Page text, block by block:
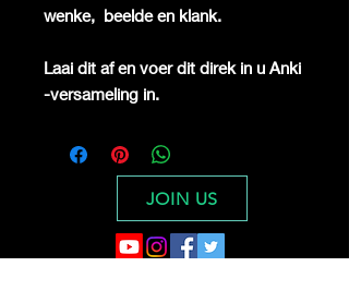
wenke, beelde en klank.
Laai dit af en voer dit direk in u Anki
-versameling in.
JOIN US